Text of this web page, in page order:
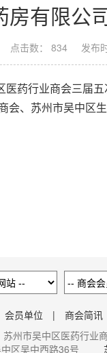
有限公
点击数： 834 发布
药行业商会三届
、苏州市吴中区
会员单位 | 商会简讯
苏州市吴中区医药行业
中区吴中西路36号